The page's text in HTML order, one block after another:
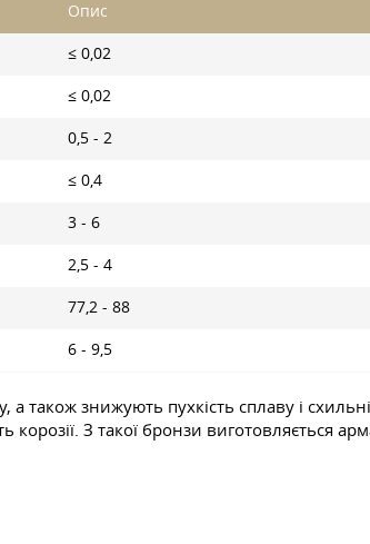
Опис
≤ 0,02
≤ 0,02
0,5 - 2
≤ 0,4
3 - 6
2,5 - 4
77,2 - 88
6 - 9,5
знижують пухкість сплаву і
З такої бронзи виготовляється